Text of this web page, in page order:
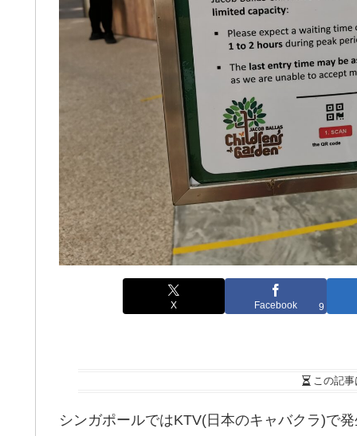
X Facebook 9
この記事
シンガポールではKTV(日本のキャバクラ)で